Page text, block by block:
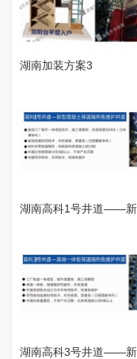
湖南加装方案3